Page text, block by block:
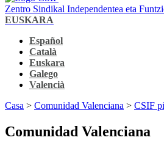
Zentro Sindikal Independentea eta
EUSKARA
Español
Català
Euskara
Galego
Valencià
Casa > Comunidad Valenciana > CSIF
Comunidad Valenciana